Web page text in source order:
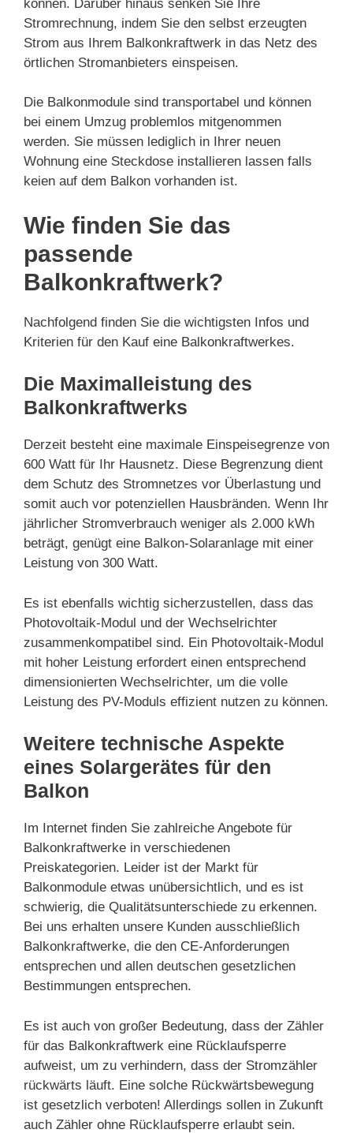
können. Darüber hinaus senken Sie Ihre
Stromrechnung, indem Sie den selbst erzeugten
Strom aus Ihrem Balkonkraftwerk in das Netz des
örtlichen Stromanbieters einspeisen.
Die Balkonmodule sind transportabel und können
bei einem Umzug problemlos mitgenommen
werden. Sie müssen lediglich in Ihrer neuen
Wohnung eine Steckdose installieren lassen falls
keien auf dem Balkon vorhanden ist.
Wie finden Sie das
passende
Balkonkraftwerk?
Nachfolgend finden Sie die wichtigsten Infos und
Kriterien für den Kauf eine Balkonkraftwerkes.
Die Maximalleistung des
Balkonkraftwerks
Derzeit besteht eine maximale Einspeisegrenze von
600 Watt für Ihr Hausnetz. Diese Begrenzung dient
dem Schutz des Stromnetzes vor Überlastung und
somit auch vor potenziellen Hausbränden. Wenn Ihr
jährlicher Stromverbrauch weniger als 2.000 kWh
beträgt, genügt eine Balkon-Solaranlage mit einer
Leistung von 300 Watt.
Es ist ebenfalls wichtig sicherzustellen, dass das
Photovoltaik-Modul und der Wechselrichter
zusammenkompatibel sind. Ein Photovoltaik-Modul
mit hoher Leistung erfordert einen entsprechend
dimensionierten Wechselrichter, um die volle
Leistung des PV-Moduls effizient nutzen zu können.
Weitere technische Aspekte
eines Solargerätes für den
Balkon
Im Internet finden Sie zahlreiche Angebote für
Balkonkraftwerke in verschiedenen
Preiskategorien. Leider ist der Markt für
Balkonmodule etwas unübersichtlich, und es ist
schwierig, die Qualitätsunterschiede zu erkennen.
Bei uns erhalten unsere Kunden ausschließlich
Balkonkraftwerke, die den CE-Anforderungen
entsprechen und allen deutschen gesetzlichen
Bestimmungen entsprechen.
Es ist auch von großer Bedeutung, dass der Zähler
für das Balkonkraftwerk eine Rücklaufsperre
aufweist, um zu verhindern, dass der Stromzähler
rückwärts läuft. Eine solche Rückwärtsbewegung
ist gesetzlich verboten! Allerdings sollen in Zukunft
auch Zähler ohne Rücklaufsperre erlaubt sein.